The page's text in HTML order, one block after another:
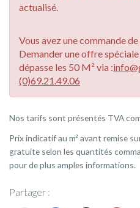
actualisé.
Vous avez une commande
Demander une offre
dépasse les 50 M² via :
(0)69.21.49.06
Nos tarifs sont présentés TVA
Prix indicatif au m² avant remise
gratuite selon les quantités
pour de plus amples informations.
Partager :